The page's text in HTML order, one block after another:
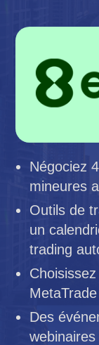
Négociez
mineures
Outils de
un
trading
Des